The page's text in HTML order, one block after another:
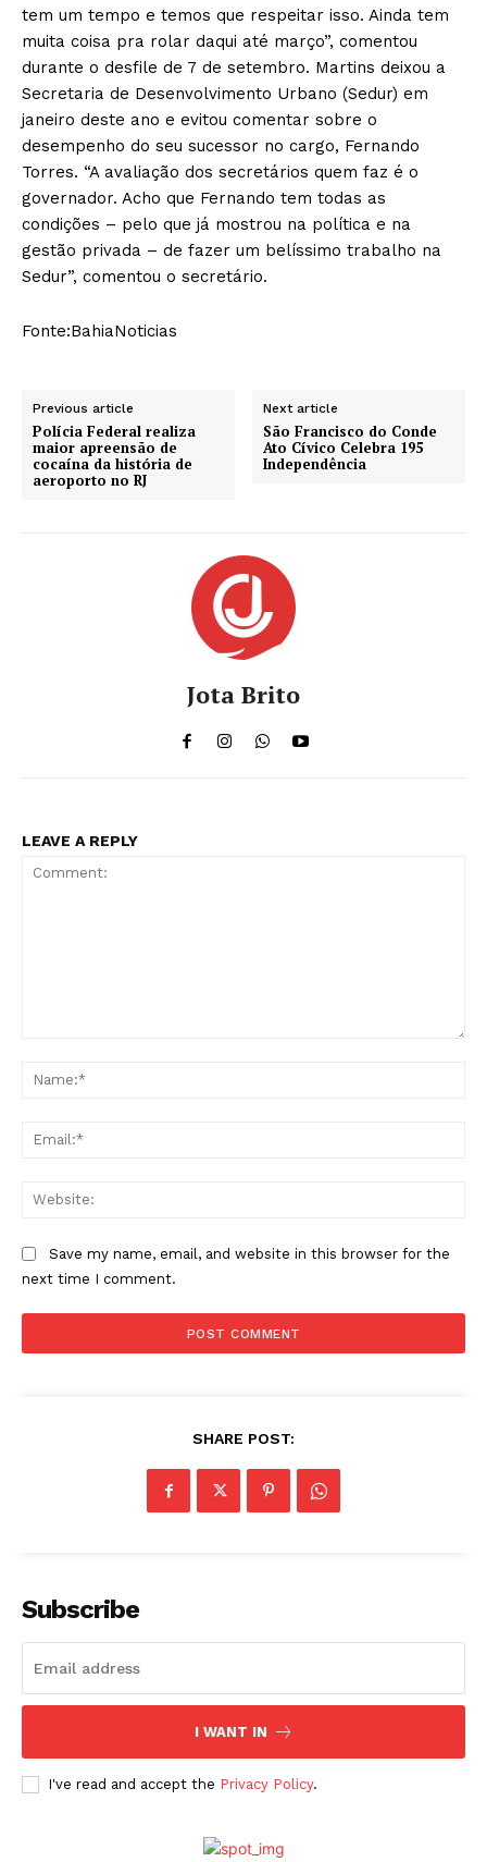
tem um tempo e temos que respeitar isso. Ainda tem
muita coisa pra rolar daqui até março”, comentou
durante o desfile de 7 de setembro. Martins deixou a
Secretaria de Desenvolvimento Urbano (Sedur) em
janeiro deste ano e evitou comentar sobre o
desempenho do seu sucessor no cargo, Fernando
Torres. “A avaliação dos secretários quem faz é o
governador. Acho que Fernando tem todas as
condições – pelo que já mostrou na política e na
gestão privada – de fazer um belíssimo trabalho na
Sedur”, comentou o secretário.
Fonte:BahiaNoticias
Previous article
Polícia Federal realiza
maior apreensão de
cocaína da história de
aeroporto no RJ
Next article
São Francisco do Conde
Ato Cívico Celebra 195
Independência
Jota Brito
LEAVE A REPLY
Save my name, email, and website in this browser for the
next time I comment.
SHARE POST:
Subscribe
I WANT IN
I've read and accept the Privacy Policy.